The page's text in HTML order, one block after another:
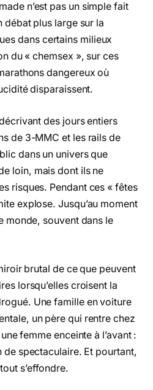
n’est pas un simple fait
plus large sur la
dans certains milieux
du « chemsex », sur ces
dangereux où
disparaissent.
des jours entiers
de 3-MMC et les rails de
dans un univers que
loin, mais dont ils ne
risques. Pendant ces « fêtes
explose. Jusqu’au moment
monde, souvent dans le
brutal de ce que peuvent
lorsqu’elles croisent la
Une famille en voiture
un père qui rentre chez
femme enceinte à l’avant :
de spectaculaire. Et pourtant,
s’effondre.